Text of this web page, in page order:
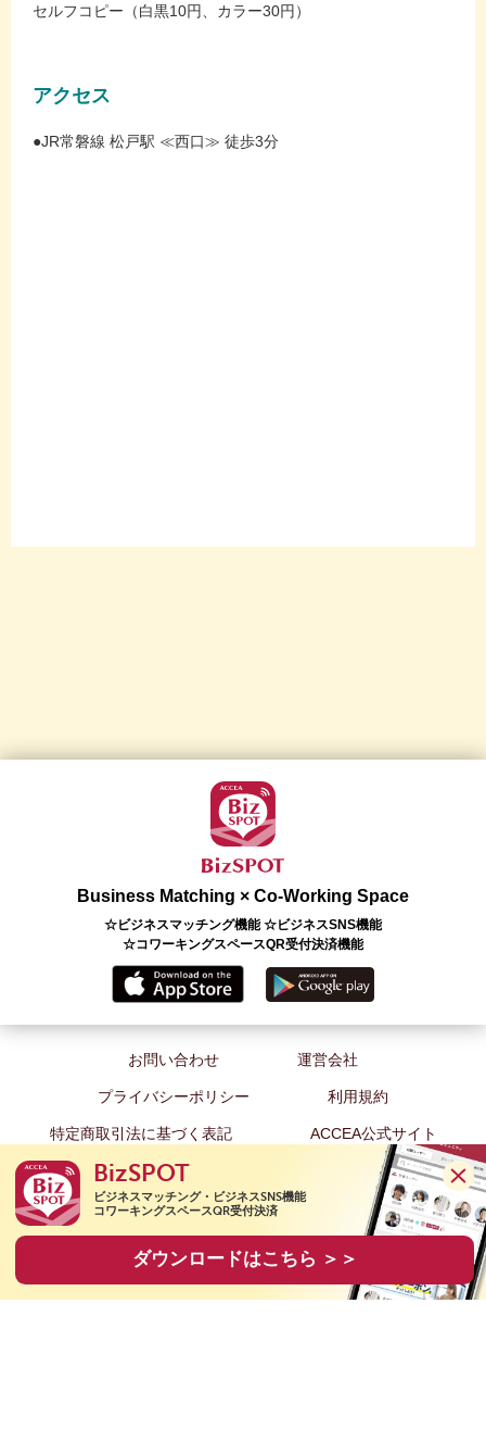
セルフコピー（白黒10円、カラー30円）
アクセス
●JR常磐線 松戸駅 ≪西口≫ 徒歩3分
Business Matching × Co-Working Space
☆ビジネスマッチング機能 ☆ビジネスSNS機能
☆コワーキングスペースQR受付決済機能
お問い合わせ 運営会社
プライバシーポリシー 利用規約
特定商取引法に基づく表記 ACCEA公式サイト
Copyright(C) 2020 ACCEA Co., Ltd. All Rights Reserved.
BizSPOT
ビジネスマッチング・ビジネスSNS機能
コワーキングスペースQR受付決済
ダウンロードはこちら ＞＞